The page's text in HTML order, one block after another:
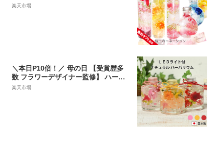
くら 贈り物 ギフト お誕生日 退職 送
楽天市場
＼本日P10倍！／ 母の日 【受賞歴多
数 フラワーデザイナー監修】 ハーバ
リウム LEDライト ギフトボックス 日
楽天市場